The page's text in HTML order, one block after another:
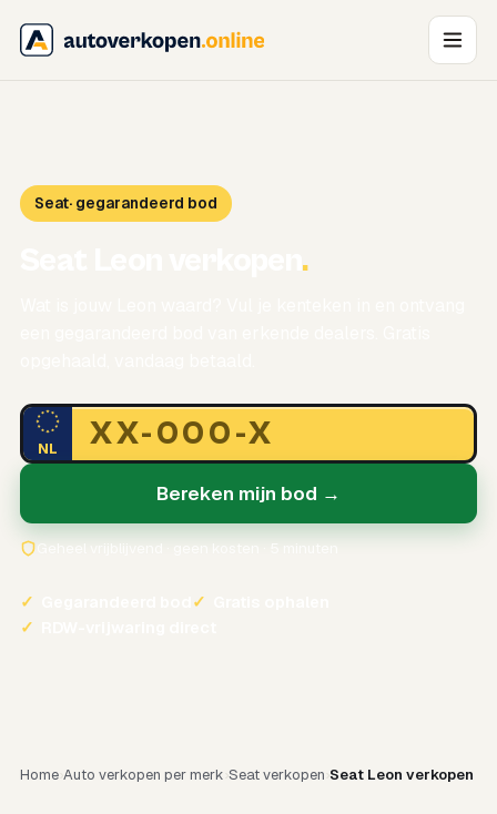
Seat· gegarandeerd bod
.
NL
Bereken mijn bod →
✓ ✓
✓
Home Auto verkopen per merk Seat verkopen Seat Leon verkopen